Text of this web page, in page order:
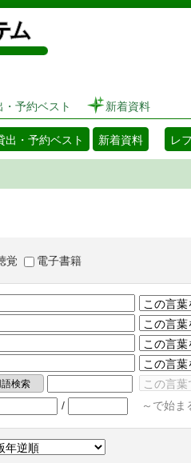
図書館 蔵書検索・予約シ
・予約ベスト 新着資料
出・予約ベスト 新着資料 レ
覚 電子書籍
/ ～で始ま